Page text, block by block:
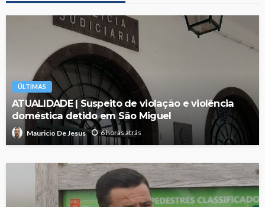
ÚLTIMAS
ATUALIDADE | Suspeito de violação e violência
doméstica detido em São Miguel
Mauricio De Jesus 6 horas atrás